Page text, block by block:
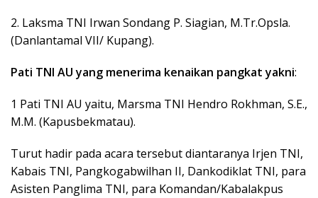
2. Laksma TNI Irwan Sondang P. Siagian, M.Tr.Opsla.
(Danlantamal VII/ Kupang).
Pati TNI AU yang menerima kenaikan pangkat yakni:
1 Pati TNI AU yaitu, Marsma TNI Hendro Rokhman, S.E.,
M.M. (Kapusbekmatau).
Turut hadir pada acara tersebut diantaranya Irjen TNI,
Kabais TNI, Pangkogabwilhan II, Dankodiklat TNI, para
Asisten Panglima TNI, para Komandan/Kabalakpus